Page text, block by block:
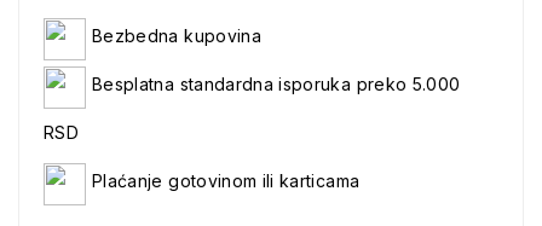
Bezbedna kupovina
Besplatna standardna isporuka preko 5.000
RSD
Plaćanje gotovinom ili karticama